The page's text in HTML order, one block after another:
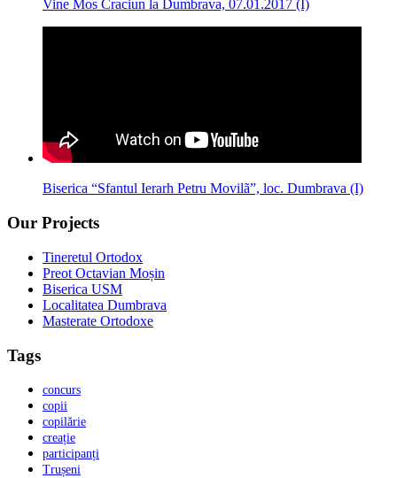
Vine Mos Craciun la Dumbrava, 07.01.2017 (I)
Biserica “Sfantul Ierarh Petru Movilã”, loc. Dumbrava (I)
Our Projects
Tineretul Ortodox
Preot Octavian Moșin
Biserica USM
Localitatea Dumbrava
Masterate Ortodoxe
Tags
concurs
copii
copilărie
creație
participanți
Trușeni